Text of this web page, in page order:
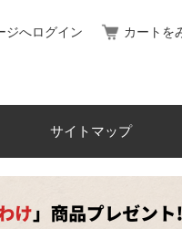
ジへログイン カートを
サイトマップ